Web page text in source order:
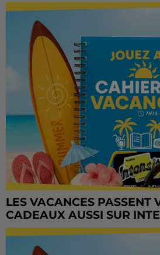
LES VACANCES PASSENT
CADEAUX AUSSI SUR